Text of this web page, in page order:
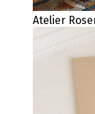
Atelier